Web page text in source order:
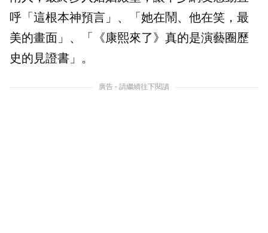
呼「這根本神預言」、「她在鬧、他在笑，最
美的畫面」、「《康熙來了》真的是演藝圈歷
史的見證書」。
廣告 - 請繼續往下閱讀